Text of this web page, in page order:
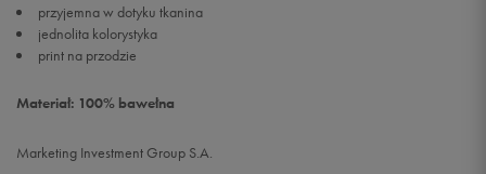
przyjemna w dotyku tkanina
jednolita kolorystyka
print na przodzie
Materiał: 100% bawełna
Marketing Investment Group S.A.